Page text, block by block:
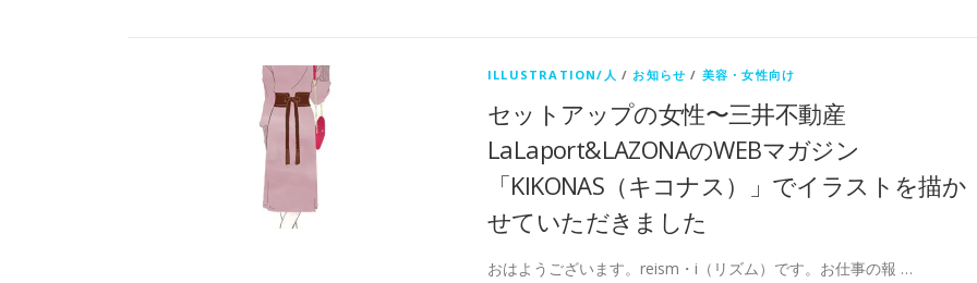
ILLUSTRATION/人 /お知らせ / 美容・女性向け
セットアップの女性〜三井不動産
LaLaport&LAZONAのWEBマガジン
「KIKONAS（キコナス）」でイラストを描か
せていただきました
おはようございます。reism・i（リズム）です。お仕事の報 …